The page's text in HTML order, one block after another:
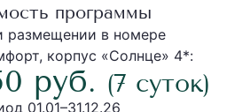
программы
размещении в номере
корпус «Солнце» 4*:
руб. (7 суток)
01.01–31.12.26